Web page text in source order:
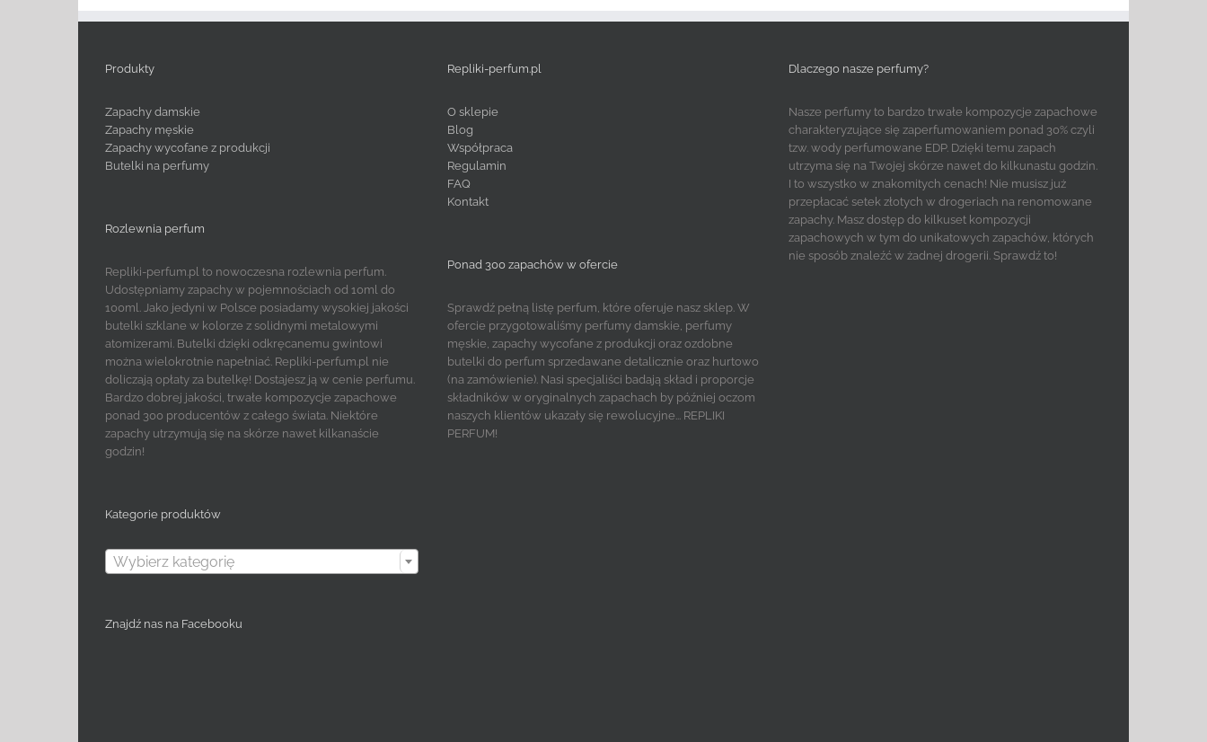
Produkty
Zapachy damskie
Zapachy męskie
Zapachy wycofane z produkcji
Butelki na perfumy
Rozlewnia perfum
Repliki-perfum.pl to nowoczesna rozlewnia perfum.
Udostępniamy zapachy w pojemnościach od 10ml do
100ml. Jako jedyni w Polsce posiadamy wysokiej jakości
butelki szklane w kolorze z solidnymi metalowymi
atomizerami. Butelki dzięki odkręcanemu gwintowi
można wielokrotnie napełniać. Repliki-perfum.pl nie
doliczają opłaty za butelkę! Dostajesz ją w cenie perfumu.
Bardzo dobrej jakości, trwałe kompozycje zapachowe
ponad 300 producentów z całego świata. Niektóre
zapachy utrzymują się na skórze nawet kilkanaście
godzin!
Kategorie produktów
Wybierz kategorię
Znajdź nas na Facebooku
Repliki-perfum.pl
O sklepie
Blog
Współpraca
Regulamin
FAQ
Kontakt
Ponad 300 zapachów w ofercie
Sprawdź pełną listę perfum, które oferuje nasz sklep. W
ofercie przygotowaliśmy perfumy damskie, perfumy
męskie, zapachy wycofane z produkcji oraz ozdobne
butelki do perfum sprzedawane detalicznie oraz hurtowo
(na zamówienie). Nasi specjaliści badają skład i proporcje
składników w oryginalnych zapachach by później oczom
naszych klientów ukazały się rewolucyjne... REPLIKI
PERFUM!
Dlaczego nasze perfumy?
Nasze perfumy to bardzo trwałe kompozycje zapachowe
charakteryzujące się zaperfumowaniem ponad 30% czyli
tzw. wody perfumowane EDP. Dzięki temu zapach
utrzyma się na Twojej skórze nawet do kilkunastu godzin.
I to wszystko w znakomitych cenach! Nie musisz już
przepłacać setek złotych w drogeriach na renomowane
zapachy. Masz dostęp do kilkuset kompozycji
zapachowych w tym do unikatowych zapachów, których
nie sposób znaleźć w żadnej drogerii. Sprawdź to!